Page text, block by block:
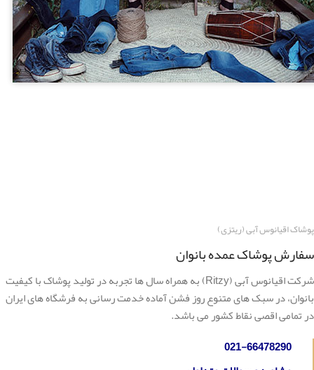
پوشاک اقیانوس آبی (ریتزی)
سفارش پوشاک عمده بانوان
شرکت اقیانوس آبی (Ritzy) به همراه سال ها تجربه در تولید پوشاک با کیفیت
بانوان، در سبک های متنوع روز فشن آماده خدمت رسانی به فرشگاه های ایران
در تمامی اقصی نقاط کشور می باشد.
021-66478290